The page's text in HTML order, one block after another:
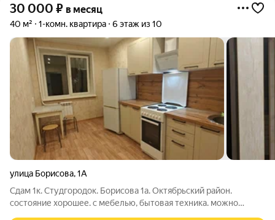
30 000 ₽ в месяц
40 м² 1-комн. квартира 6 этаж из 10
улица Борисова,1А
Сдам 1к. Студгородок. Борисова 1а. Октябрьский район.
состояние хорошее. с мебелью, бытовая техника. можно